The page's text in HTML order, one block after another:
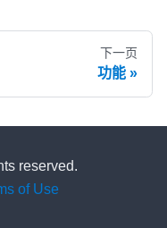
下一页
功能
reserved.
of Use